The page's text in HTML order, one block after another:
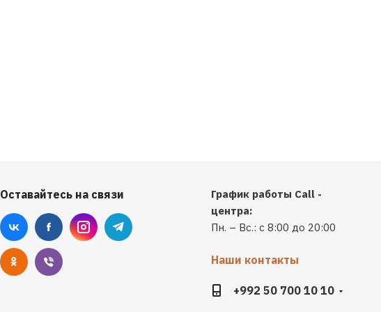
Оставайтесь на связи
График работы Call -
центра:
Пн. – Вс.: с 8:00 до 20:00
Наши контакты
+992 50 700 10 10